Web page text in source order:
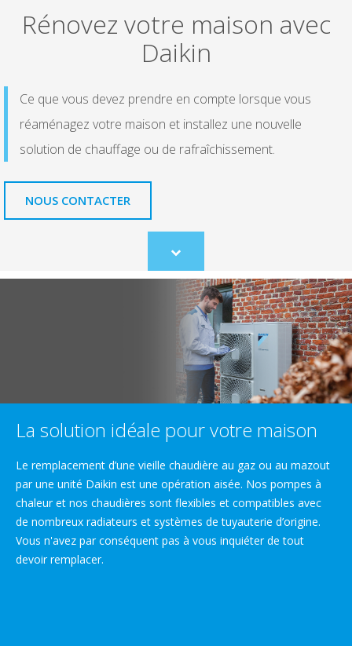
Rénovez votre maison avec
Daikin
Ce que vous devez prendre en compte lorsque vous
réaménagez votre maison et installez une nouvelle
solution de chauffage ou de rafraîchissement.
NOUS CONTACTER
Scroll
to
content
La solution idéale pour votre maison
Le remplacement d’une vieille chaudière au gaz ou au mazout
par une unité Daikin est une opération aisée. Nos pompes à
chaleur et nos chaudières sont flexibles et compatibles avec
de nombreux radiateurs et systèmes de tuyauterie d’origine.
Vous n'avez par conséquent pas à vous inquiéter de tout
devoir remplacer.